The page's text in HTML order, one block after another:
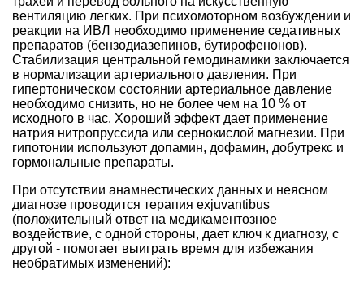
вентиляцию легких. При психомоторном возбуждении и
реакции на ИВЛ необходимо применение седативных
препаратов (бензодиазепинов, бутирофенонов).
Стабилизация центральной гемодинамики заключается
в нормализации артериального давления. При
гипертоническом состоянии артериальное давление
необходимо снизить, но не более чем на 10 % от
исходного в час. Хороший эффект дает применение
натрия нитропруссида или сернокислой магнезии. При
гипотонии используют допамин, дофамин, добутрекс и
гормональные препараты.
При отсутствии анамнестических данных и неясном
диагнозе проводится терапия exjuvantibus
(положительный ответ на медикаментозное
воздействие, с одной стороны, дает ключ к диагнозу, с
другой - помогает выиграть время для избежания
необратимых изменений):